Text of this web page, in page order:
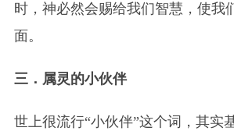
时，神必然会赐给我们智慧，使我
面。
三．属灵的小伙伴
世上很流行“小伙伴”这个词，其实